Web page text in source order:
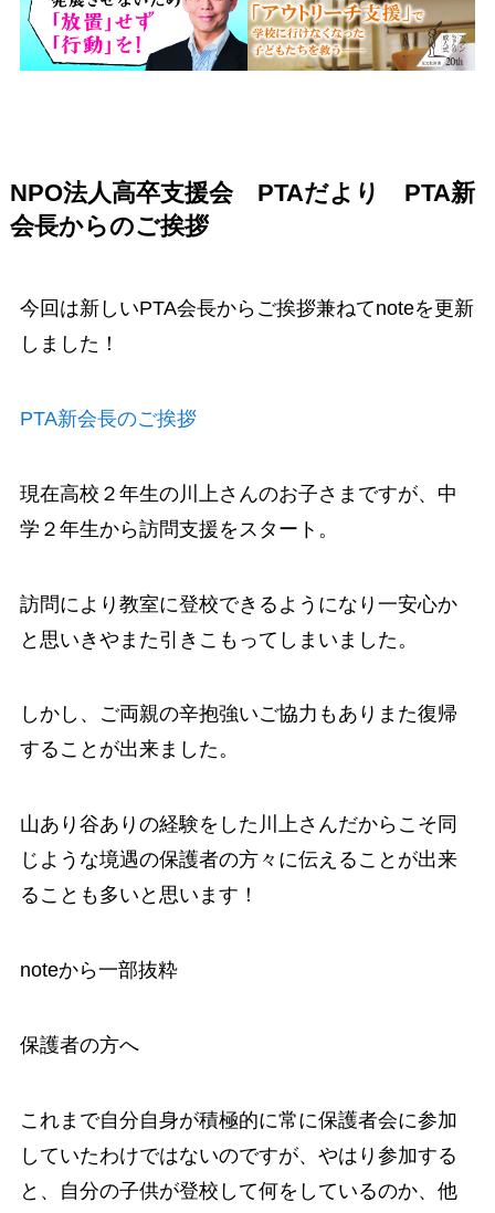
NPO法人高卒支援会 PTAだより PTA新
会長からのご挨拶
今回は新しいPTA会長からご挨拶兼ねてnoteを更新
しました！
PTA新会長のご挨拶
現在高校２年生の川上さんのお子さまですが、中
学２年生から訪問支援をスタート。
訪問により教室に登校できるようになり一安心か
と思いきやまた引きこもってしまいました。
しかし、ご両親の辛抱強いご協力もありまた復帰
することが出来ました。
山あり谷ありの経験をした川上さんだからこそ同
じような境遇の保護者の方々に伝えることが出来
ることも多いと思います！
noteから一部抜粋
保護者の方へ
これまで自分自身が積極的に常に保護者会に参加
していたわけではないのですが、やはり参加する
と、自分の子供が登校して何をしているのか、他